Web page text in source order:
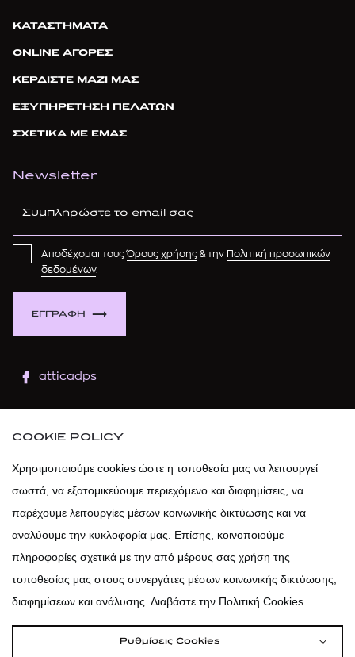
ΚΑΤΑΣΤΗΜΑΤΑ
ONLINE ΑΓΟΡΕΣ
ΚΕΡΔΙΣΤΕ ΜΑΖΙ ΜΑΣ
ΕΞΥΠΗΡΕΤΗΣΗ ΠΕΛΑΤΩΝ
ΣΧΕΤΙΚΑ ΜΕ ΕΜΑΣ
Newsletter
ΕΓΓΡΑΦΗ
Αποδέχομαι τουςΌρους χρήσης & την Πολιτική προσωπικών
δεδομένων.
atticadps
atticadps
COOKIE POLICY
Χρησιμοποιούμε cookies ώστε η τοποθεσία μας να λειτουργεί
σωστά, να εξατομικεύουμε περιεχόμενο και διαφημίσεις, να
παρέχουμε λειτουργίες μέσων κοινωνικής δικτύωσης και να
αναλύουμε την κυκλοφορία μας. Επίσης, κοινοποιούμε
πληροφορίες σχετικά με την από μέρους σας χρήση της
τοποθεσίας μας στους συνεργάτες μέσων κοινωνικής δικτύωσης,
διαφημίσεων και ανάλυσης. Διαβάστε την Πολιτική Cookies
Ρυθμίσεις Cookies